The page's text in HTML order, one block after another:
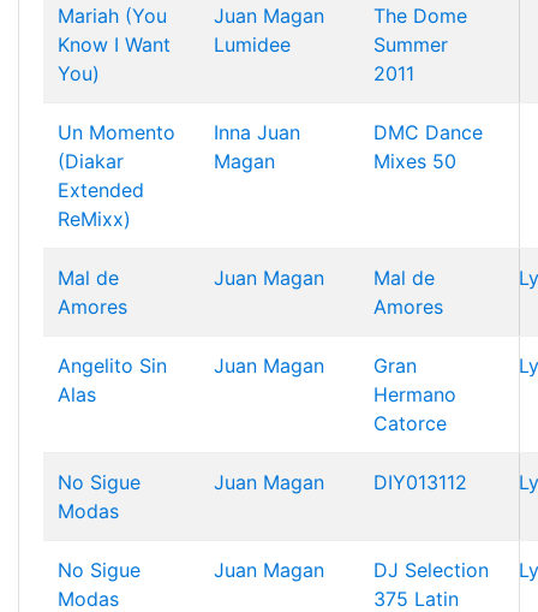
Mariah (You
Know I Want
You)
Juan Magan
Lumidee
The Dome
Summer
2011
Un Momento
(Diakar
Extended
ReMixx)
Inna Juan
Magan
DMC Dance
Mixes 50
Mal de
Amores
Juan Magan
Mal de
Amores
Angelito Sin
Alas
Juan Magan
Gran
Hermano
Catorce
No Sigue
Modas
Juan Magan DIY013112
No Sigue
Modas
Juan Magan
DJ Selection
375 Latin